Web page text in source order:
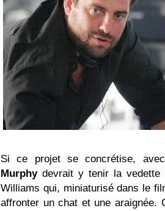
Si ce projet se concrétise,
Murphydevrait y tenir la vedette
Williams qui, miniaturisé dans le
affronter un chat et une araignée.